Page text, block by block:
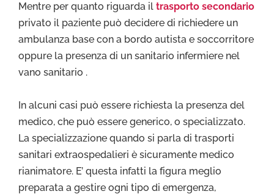
Mentre per quanto riguarda il trasporto secondario
privato il paziente può decidere di richiedere un
ambulanza base con a bordo autista e soccorritore
oppure la presenza di un sanitario infermiere nel
vano sanitario .
In alcuni casi può essere richiesta la presenza del
medico, che può essere generico, o specializzato.
La specializzazione quando si parla di trasporti
sanitari extraospedalieri è sicuramente medico
rianimatore. E’ questa infatti la figura meglio
preparata a gestire ogni tipo di emergenza,